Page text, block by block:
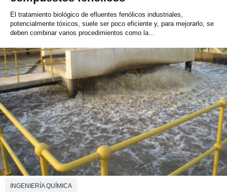
El tratamiento biológico de efluentes fenólicos industriales,
potencialmente tóxicos, suele ser poco eficiente y, para mejorarlo, se
deben combinar varios procedimientos como la...
INGENIERÍA QUÍMICA